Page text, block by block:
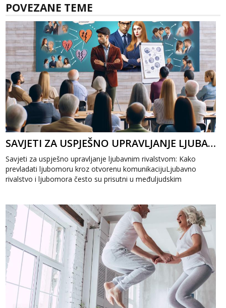
POVEZANE TEME
SAVJETI ZA USPJEŠNO UPRAVLJANJE LJUBAVNIM RIVALSTVOM: KAKO PREVLADATI LJUBOMORU
Savjeti za uspješno upravljanje ljubavnim rivalstvom: Kako
prevladati ljubomoru kroz otvorenu komunikacijuLjubavno
rivalstvo i ljubomora često su prisutni u međuljudskim